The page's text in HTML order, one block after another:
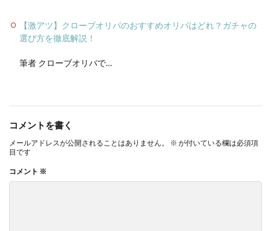
【激アツ】クローブオリパのおすすめオリパはどれ？ガチャの
選び方を徹底解説！
筆者 クローブオリパで…
コメントを書く
メールアドレスが公開されることはありません。 ※ が付いている欄は必須項
目です
コメント ※